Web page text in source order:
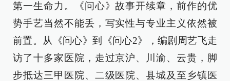
第一生命力。《问心》故事开续章，前作的优
势手艺当然不能丢，写实性与专业主义依然被
前置。从《问心》到《问心2》，编剧周艺飞走
访了十多家医院，走过京沪、川渝、云贵，脚
步抵达三甲医院、二级医院、县城及至乡镇医